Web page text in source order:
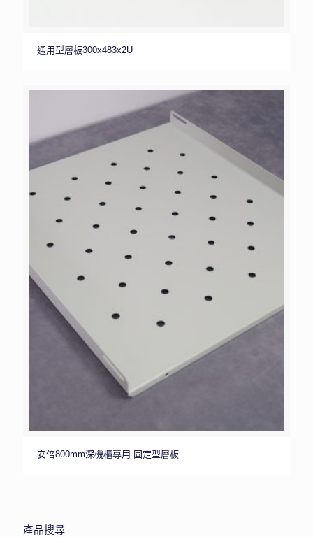
通用型層板300x483x2U
安倍800mm深機櫃專用 固定型層板
產品搜尋